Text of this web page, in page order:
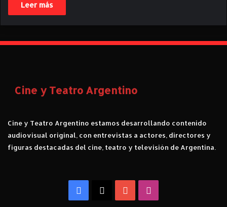
Leer más
Cine y Teatro Argentino
Cine y Teatro Argentino estamos desarrollando contenido
audiovisual original, con entrevistas a actores, directores y
figuras destacadas del cine, teatro y televisión de Argentina.
Facebook YouTube